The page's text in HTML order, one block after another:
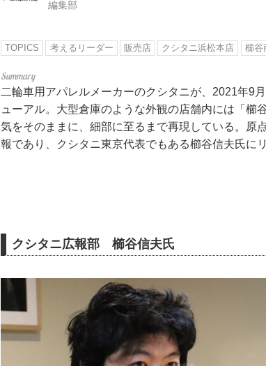
編集部
TOPICS 考えるリーダー 販売店 クシタニ浜松本店 櫛谷
二輪車用アパレルメーカーのクシタニが、2021年9
ューアル。大型倉庫のような外観の店舗内には「櫛
気をそのままに、細部に至るまで再現している。原
報であり、クシタニ東京代表でもある櫛谷信夫氏に
クシタニ広報部 櫛谷信夫氏